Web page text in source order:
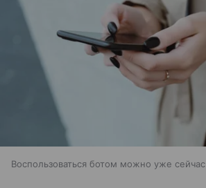
Воспользоваться ботом можно уже сейчас